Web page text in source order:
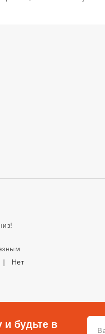
| Нет
будьте в